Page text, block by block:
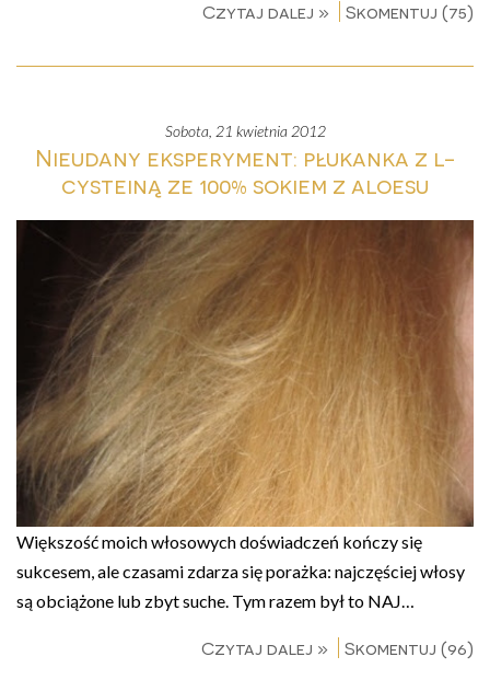
Czytaj dalej » Skomentuj (75)
sobota, 21 kwietnia 2012
Nieudany eksperyment: płukanka z l-
cysteiną ze 100% sokiem z aloesu
Większość moich włosowych doświadczeń kończy się
sukcesem, ale czasami zdarza się porażka: najczęściej włosy
są obciążone lub zbyt suche. Tym razem był to NAJ…
Czytaj dalej » Skomentuj (96)